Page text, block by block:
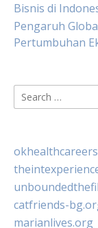
Bisnis di
Pengaruh
Pertumbuhan
Search
for:
catfriends-
marianlives.org